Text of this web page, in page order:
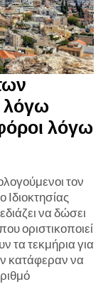
λόγω
λόγω
τον
να δώσει
οριστικοποιεί
τα τεκμήρια για
κατάφεραν να